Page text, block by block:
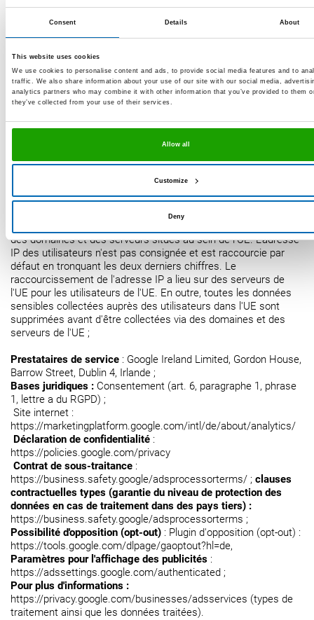
Consent Details About
This website uses cookies
We use cookies to personalise content and ads, to provide social media features and to
traffic. We also share information about your use of our site with our social media,
analytics partners who may combine it with other information that you’ve provided to them
they’ve collected from your use of their services.
Allow all
Customize
Deny
de plusieurs opérations d'utilisation, les termes de recherche
qu'ils ont utilisés, ce qu'ils ont consultés à nouveau ou s'ils ont
interagi avec notre offre en ligne. De même, le moment de
l'utilisation et sa durée, ainsi que les sources des utilisateurs qui
renvoient à notre offre en ligne et les aspects techniques de
leurs terminaux et navigateurs sont également enregistrés.
Cela a pour but de créer des profils pseudonymes d'utilisateurs
à l'aide d'informations provenant de l'utilisation de différents
appareils, et des cookies peuvent être utilisés à cet effet.
Analytics fournit des données de localisation géographique de
niveau supérieur en collectant les métadonnées suivantes à
dérivées de la ville), « continent », « pays », « région », « sous-
continent$» (et les équivalents basés sur l'identifiant).Afin de
garantir la protection des données des utilisateurs dans l'UE,
des domaines et des serveurs situés au sein de l'UE. L'adresse
IP des utilisateurs n'est pas consignée et est raccourcie par
défaut en tronquant les deux derniers chiffres. Le
raccourcissement de l'adresse IP a lieu sur des serveurs de
l'UE pour les utilisateurs de l'UE. En outre, toutes les données
sensibles collectées auprès des utilisateurs dans l'UE sont
supprimées avant d'être collectées via des domaines et des
serveurs de l'UE ;
Prestataires de service : Google Ireland Limited, Gordon House,
Barrow Street, Dublin 4, Irlande ;
Bases juridiques : Consentement (art. 6, paragraphe 1, phrase
1, lettre a du RGPD) ;
Site internet :
https://marketingplatform.google.com/intl/de/about/analytics/
Déclaration de confidentialité :
https://policies.google.com/privacy
Contrat de sous-traitance :
https://business.safety.google/adsprocessorterms/ ; clauses
contractuelles types (garantie du niveau de protection des
données en cas de traitement dans des pays tiers) :
https://business.safety.google/adsprocessorterms ;
Possibilité d'opposition (opt-out) : Plugin d'opposition (opt-out) :
https://tools.google.com/dlpage/gaoptout?hl=de,
Paramètres pour l'affichage des publicités :
https://adssettings.google.com/authenticated ;
Pour plus d'informations :
https://privacy.google.com/businesses/adsservices (types de
traitement ainsi que les données traitées).